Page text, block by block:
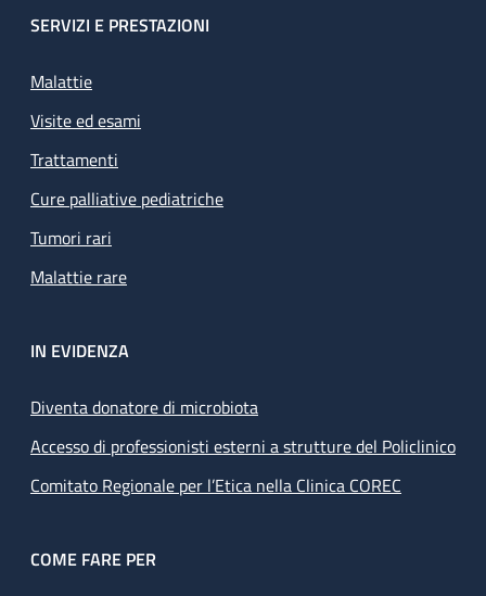
SERVIZI E PRESTAZIONI
Malattie
Visite ed esami
Trattamenti
Cure palliative pediatriche
Tumori rari
Malattie rare
IN EVIDENZA
Diventa donatore di microbiota
Accesso di professionisti esterni a strutture del Policlinico
Comitato Regionale per l’Etica nella Clinica COREC
COME FARE PER